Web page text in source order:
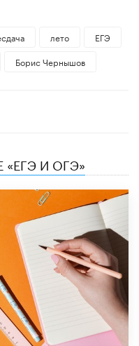
лето
ЕГЭ
Борис Чернышов
«ЕГЭ И ОГЭ»